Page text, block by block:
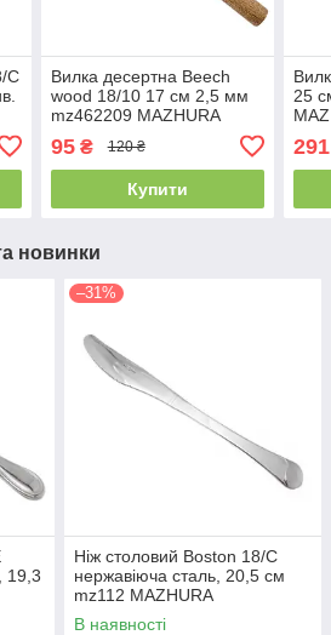
C
Вилка десертна Beech
wood 18/10 17 см 2,5 мм
mz462209 MAZHURA
95₴ 120 ₴
Купити
25
291
новинки
19,3
–31%
Ніж столовий Boston 18/C
нержавіюча сталь, 20,5 см
mz112 MAZHURA
В наявності